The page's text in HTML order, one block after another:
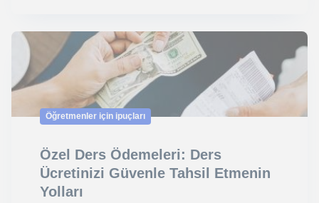
Öğretmenler için ipuçları
Özel Ders Ödemeleri: Ders
Ücretinizi Güvenle Tahsil Etmenin
Yolları